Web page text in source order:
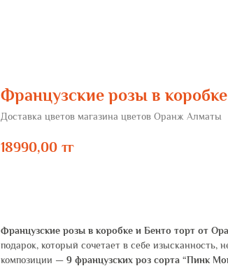
Французские розы в
Доставка цветов магазина цветов Оранж Алматы
18990,00 тг
Французские розы в коробке и Бенто торт от
подарок, который сочетает в себе изысканность,
композиции — 9 французских роз сорта “Пинк